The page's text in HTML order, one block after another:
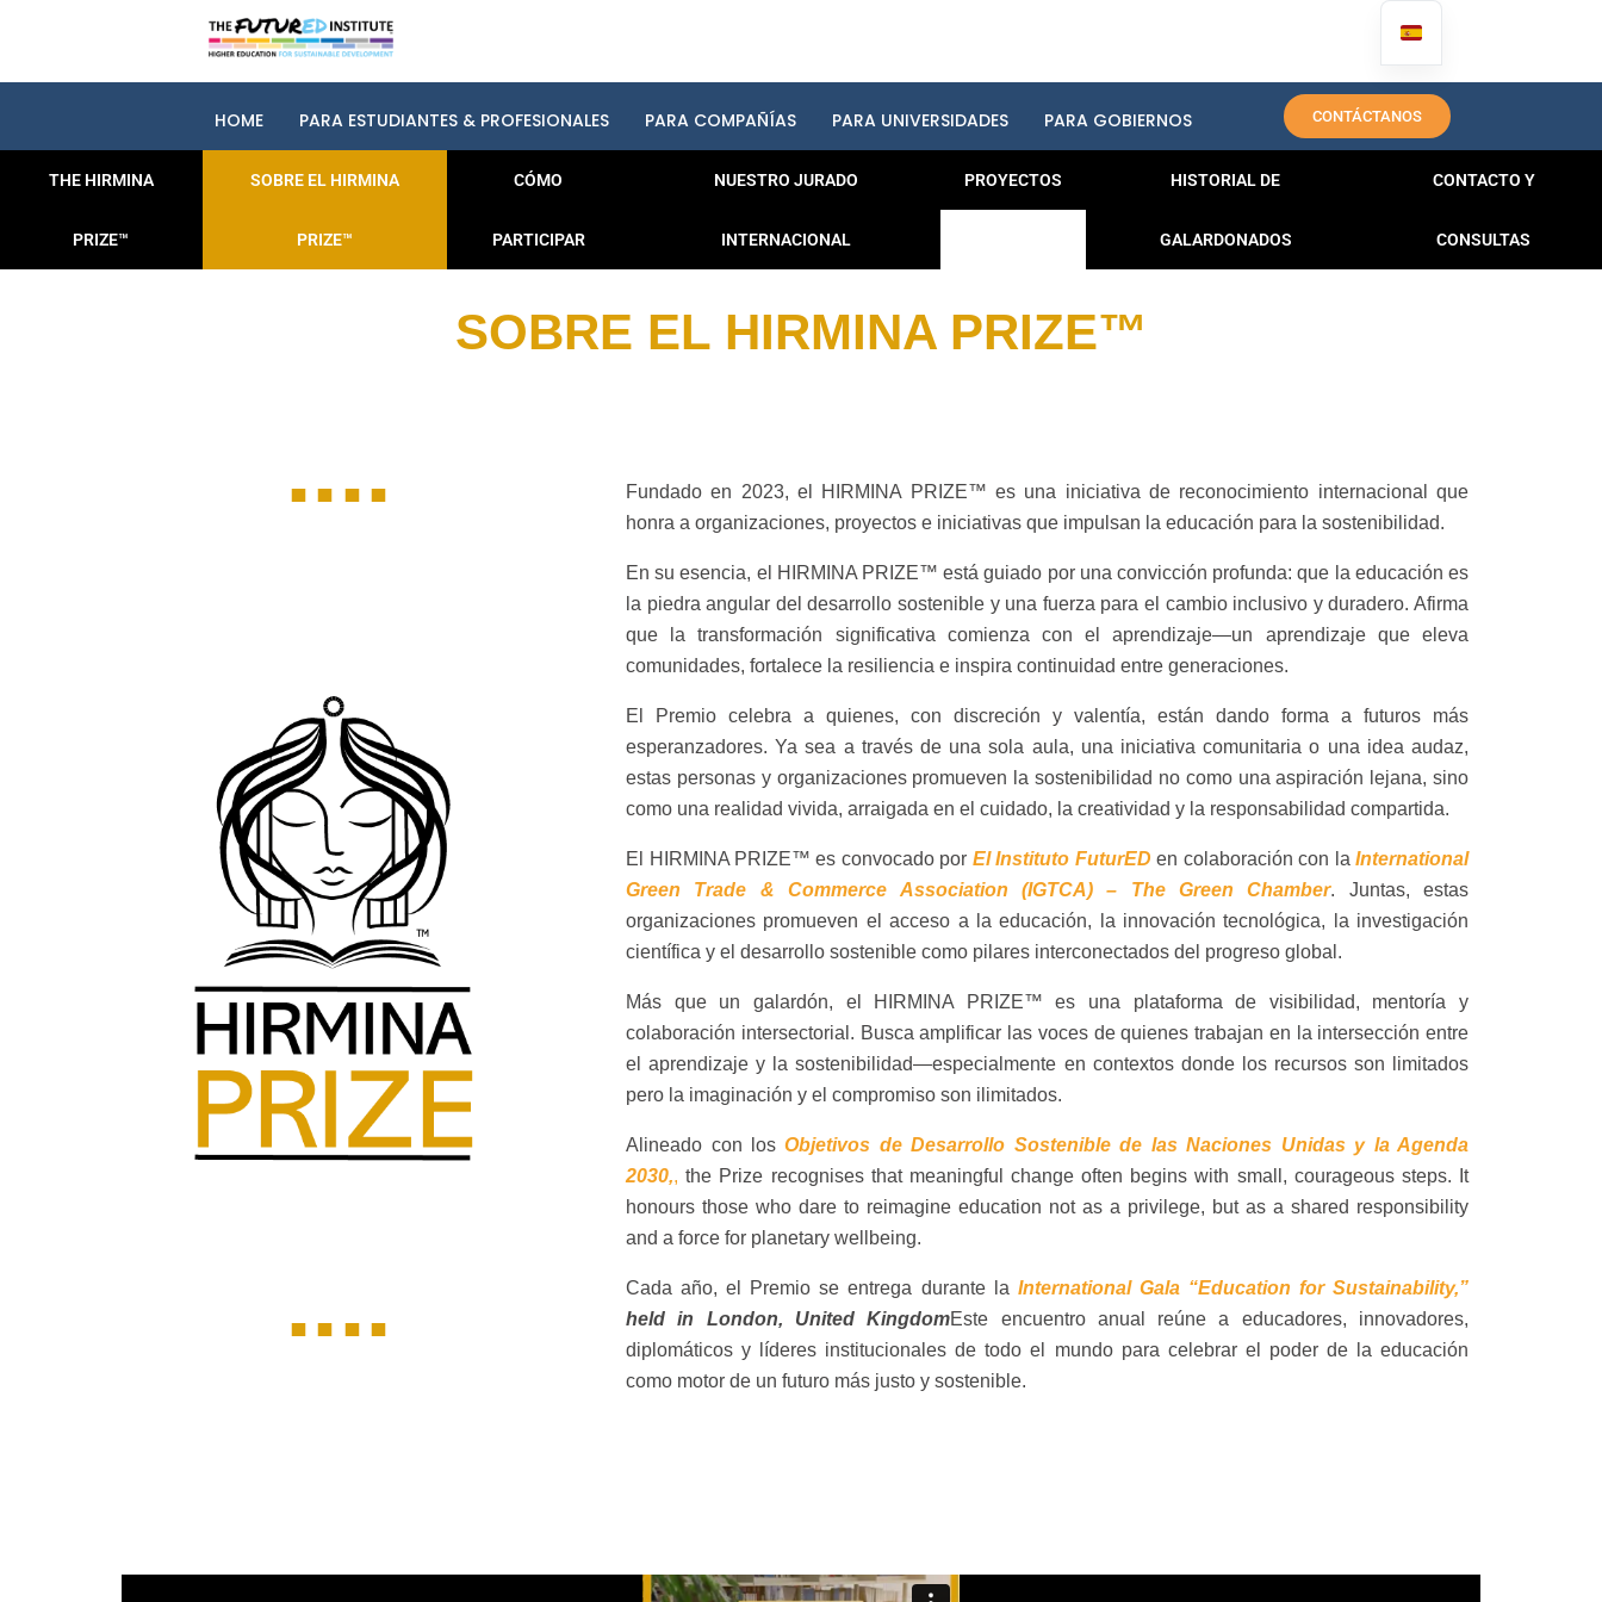
HOME PARA ESTUDIANTES & PROFESIONALES PARA COMPAÑÍAS PARA UNIVERSIDADES PARA GOBIERNOS CONTÁCTANOS
THE HIRMINA
PRIZE™
SOBRE EL HIRMINA
PRIZE™
CÓMO
PARTICIPAR
NUESTRO JURADO
INTERNACIONAL
PROYECTOS HISTORIAL DE
GALARDONADOS
CONTACTO Y
CONSULTAS
SOBRE EL HIRMINA PRIZE™
Fundado en 2023, el HIRMINA PRIZE™ es una iniciativa de reconocimiento internacional que
honra a organizaciones, proyectos e iniciativas que impulsan la educación para la sostenibilidad.
En su esencia, el HIRMINA PRIZE™ está guiado por una convicción profunda: que la educación es
la piedra angular del desarrollo sostenible y una fuerza para el cambio inclusivo y duradero. Afirma
que la transformación significativa comienza con el aprendizaje—un aprendizaje que eleva
comunidades, fortalece la resiliencia e inspira continuidad entre generaciones.
El Premio celebra a quienes, con discreción y valentía, están dando forma a futuros más
esperanzadores. Ya sea a través de una sola aula, una iniciativa comunitaria o una idea audaz,
estas personas y organizaciones promueven la sostenibilidad no como una aspiración lejana, sino
como una realidad vivida, arraigada en el cuidado, la creatividad y la responsabilidad compartida.
El HIRMINA PRIZE™ es convocado por El Instituto FuturED en colaboración con laInternational
Green Trade & Commerce Association (IGTCA) – The Green Chamber. Juntas, estas
organizaciones promueven el acceso a la educación, la innovación tecnológica, la investigación
científica y el desarrollo sostenible como pilares interconectados del progreso global.
Más que un galardón, el HIRMINA PRIZE™ es una plataforma de visibilidad, mentoría y
colaboración intersectorial. Busca amplificar las voces de quienes trabajan en la intersección entre
el aprendizaje y la sostenibilidad—especialmente en contextos donde los recursos son limitados
pero la imaginación y el compromiso son ilimitados.
Alineado con losObjetivos de Desarrollo Sostenible de las Naciones Unidas y la Agenda
2030,, the Prize recognises that meaningful change often begins with small, courageous steps. It
honours those who dare to reimagine education not as a privilege, but as a shared responsibility
and a force for planetary wellbeing.
Cada año, el Premio se entrega durante la International Gala “Education for Sustainability,”
held in London, United KingdomEste encuentro anual reúne a educadores, innovadores,
diplomáticos y líderes institucionales de todo el mundo para celebrar el poder de la educación
como motor de un futuro más justo y sostenible.